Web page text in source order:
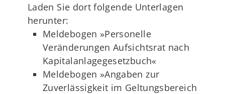
Laden Sie dort folgende Unterlagen
herunter:
Meldebogen »Personelle
Veränderungen Aufsichtsrat nach
Kapitalanlagegesetzbuch«
Meldebogen »Angaben zur
Zuverlässigkeit im Geltungsbereich